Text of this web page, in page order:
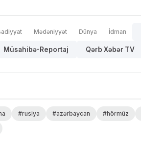
Mədəniyyət Dünya İdman
Müsahibə-Reportaj Qərb Xəbər TV
#rusiya #azərbaycan #hörmüz